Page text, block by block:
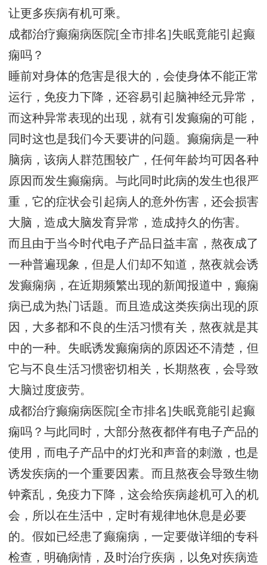
让更多疾病有机可乘。
成都治疗癫痫病医院[全市排名]失眠竟能引起癫
痫吗？
睡前对身体的危害是很大的，会使身体不能正常
运行，免疫力下降，还容易引起脑神经元异常，
而这种异常表现的出现，就有引发癫痫的可能，
同时这也是我们今天要讲的问题。癫痫病是一种
脑病，该病人群范围较广，任何年龄均可因各种
原因而发生癫痫病。与此同时此病的发生也很严
重，它的症状会引起病人的意外伤害，还会损害
大脑，造成大脑发育异常，造成持久的伤害。
而且由于当今时代电子产品日益丰富，熬夜成了
一种普遍现象，但是人们却不知道，熬夜就会诱
发癫痫病，在近期频繁出现的新闻报道中，癫痫
病已成为热门话题。而且造成这类疾病出现的原
因，大多都和不良的生活习惯有关，熬夜就是其
中的一种。失眠诱发癫痫病的原因还不清楚，但
它与不良生活习惯密切相关，长期熬夜，会导致
大脑过度疲劳。
成都治疗癫痫病医院[全市排名]失眠竟能引起癫
痫吗？与此同时，大部分熬夜都伴有电子产品的
使用，而电子产品中的灯光和声音的刺激，也是
诱发疾病的一个重要因素。而且熬夜会导致生物
钟紊乱，免疫力下降，这会给疾病趁机可入的机
会，所以在生活中，定时有规律地休息是必要
的。假如已经患了癫痫病，一定要做详细的专科
检查，明确病情，及时治疗疾病，以免对疾病造